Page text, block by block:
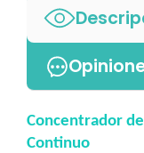
Concentrador
Continuo